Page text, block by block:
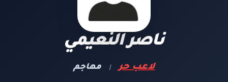
ناصر النعيمي
لاعب حر | مهاجم